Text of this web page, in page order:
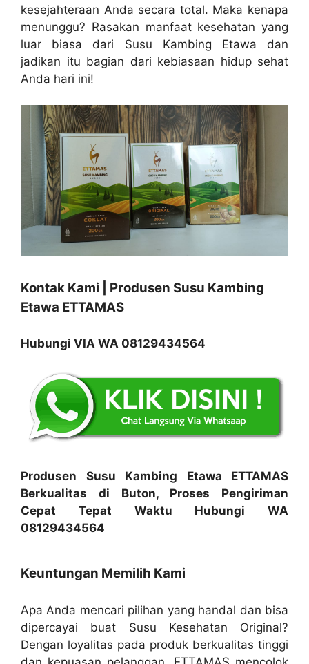
kesejahteraan Anda secara total. Maka kenapa
menunggu? Rasakan manfaat kesehatan yang
luar biasa dari Susu Kambing Etawa dan
jadikan itu bagian dari kebiasaan hidup sehat
Anda hari ini!
Kontak Kami | Produsen Susu Kambing
Etawa ETTAMAS
Hubungi VIA WA 08129434564
Produsen Susu Kambing Etawa ETTAMAS
Berkualitas di Buton, Proses Pengiriman
Cepat Tepat Waktu Hubungi WA
08129434564
Keuntungan Memilih Kami
Apa Anda mencari pilihan yang handal dan bisa
dipercayai buat Susu Kesehatan Original?
Dengan loyalitas pada produk berkualitas tinggi